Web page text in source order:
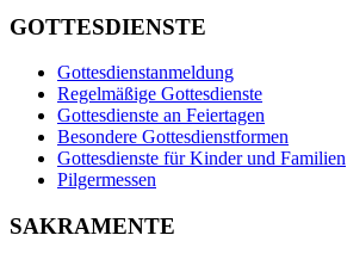
GOTTESDIENSTE
Gottesdienstanmeldung
Regelmäßige Gottesdienste
Gottesdienste an Feiertagen
Besondere Gottesdienstformen
Gottesdienste für Kinder und Familien
Pilgermessen
SAKRAMENTE